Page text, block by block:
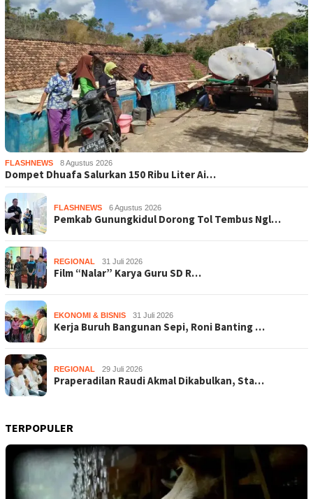
FLASHNEWS 8 Agustus 2026
Dompet Dhuafa Salurkan 150 Ribu Liter Ai…
FLASHNEWS 6 Agustus 2026
Pemkab Gunungkidul Dorong Tol Tembus Ngl…
REGIONAL 31 Juli 2026
Film “Nalar” Karya Guru SD R…
EKONOMI & BISNIS 31 Juli 2026
Kerja Buruh Bangunan Sepi, Roni Banting …
REGIONAL 29 Juli 2026
Praperadilan Raudi Akmal Dikabulkan, Sta…
TERPOPULER